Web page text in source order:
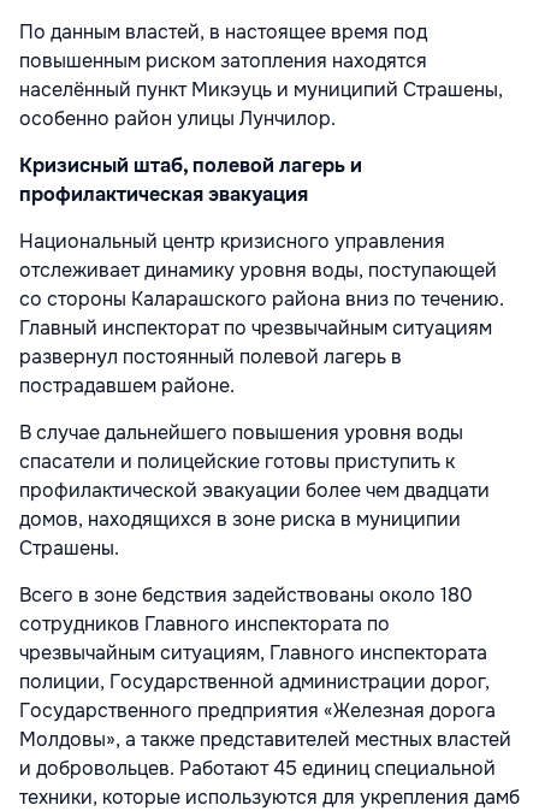
По данным властей, в настоящее время под
повышенным риском затопления находятся
населённый пункт Микэуць и муниципий Страшены,
особенно район улицы Лунчилор.
Кризисный штаб, полевой лагерь и
профилактическая эвакуация
Национальный центр кризисного управления
отслеживает динамику уровня воды, поступающей
со стороны Каларашского района вниз по течению.
Главный инспекторат по чрезвычайным ситуациям
развернул постоянный полевой лагерь в
пострадавшем районе.
В случае дальнейшего повышения уровня воды
спасатели и полицейские готовы приступить к
профилактической эвакуации более чем двадцати
домов, находящихся в зоне риска в муниципии
Страшены.
Всего в зоне бедствия задействованы около 180
сотрудников Главного инспектората по
чрезвычайным ситуациям, Главного инспектората
полиции, Государственной администрации дорог,
Государственного предприятия «Железная дорога
Молдовы», а также представителей местных властей
и добровольцев. Работают 45 единиц специальной
техники, которые используются для укрепления дамб